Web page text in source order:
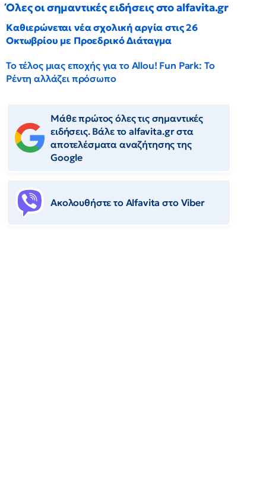
Όλες οι σημαντικές ειδήσεις στο alfavita.gr
Καθιερώνεται νέα σχολική αργία στις 26
Οκτωβρίου με Προεδρικό Διάταγμα
Το τέλος μιας εποχής για το Allou! Fun Park: Το
Ρέντη αλλάζει πρόσωπο
Μάθε πρώτος όλες τις σημαντικές
ειδήσεις. Βάλε το alfavita.gr στα
αποτελέσματα αναζήτησης της
Google
Ακολουθήστε το Αlfavita στο Viber